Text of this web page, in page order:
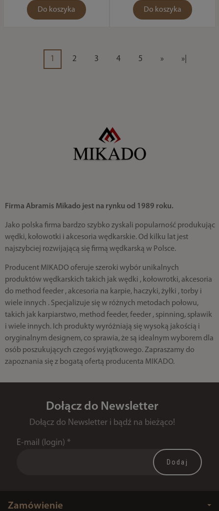
Do koszyka Do koszyka
1 2 3 4 5 » »|
Firma Abramis Mikado jest na rynku od 1989 roku.
Jako polska firma bardzo szybko zyskali popularność produkując
wędki, kołowotki i akcesoria wędkarskie. Od kilku lat jest
najszybciej rozwijającą się firmą wędkarską w Polsce.
Producent MIKADO oferuje szeroki wybór unikalnych
produktów wędkarskich takich jak wędki , kołowrotki, akcesoria
do method feeder , akcesoria na karpie, haczyki, żyłki , torby i
wiele innych . Specjalizuje się w różnych metodach połowu,
takich jak karpiarstwo, method feeder, feeder , spinning, spławik
i wiele innych. Ich produkty wyróżniają się wysoką jakością i
oryginalnym designem, co sprawia, że są idealnym wyborem dla
osób poszukujących czegoś wyjątkowego. Zapraszamy do
zapoznania się z bogatą ofertą producenta MIKADO.
Dołącz do Newsletter
Dołącz do Newsletter i bądź na bieżąco!
E-mail (login) *
Zamówienie